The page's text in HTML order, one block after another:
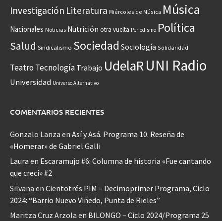
Investigación Literatura Miércoles de Música Música
Nacionales Noticias Nutrición otra vuelta Periodismo Política
Salud Sindicalismo Sociedad Sociología Solidaridad
Teatro Tecnología Trabajo UdelaRUNI Radio
Universidad Universo Alternativo
COMENTARIOS RECIENTES
Gonzalo Lanza en Así y Asá. Programa 10. Reseña de
«Homerar» de Gabriel Galli
Laura en Escaramujo #6: Columna de historia «Fue cantando
que crecí» #2
Silvana en Cientotrés PIM – Decimoprimer Programa, Ciclo
2024: “Barrio Nuevo Viñedo, Punta de Rieles”
Maritza Cruz Arzola en BILONGO – Ciclo 2024/Programa 25